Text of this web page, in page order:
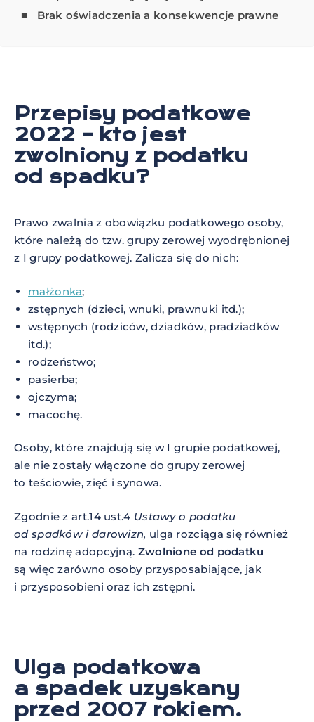
Brak oświadczenia a konsekwencje prawne
Przepisy podatkowe
2022 – kto jest
zwolniony z podatku
od spadku?
Prawo zwalnia z obowiązku podatkowego osoby,
które należą do tzw. grupy zerowej wyodrębnionej
z I grupy podatkowej. Zalicza się do nich:
małżonka;
zstępnych (dzieci, wnuki, prawnuki itd.);
wstępnych (rodziców, dziadków, pradziadków
itd.);
rodzeństwo;
pasierba;
ojczyma;
macochę.
Osoby, które znajdują się w I grupie podatkowej,
ale nie zostały włączone do grupy zerowej
to teściowie, zięć i synowa.
Zgodnie z art.14 ust.4 Ustawy o podatku
od spadków i darowizn, ulga rozciąga się również
na rodzinę adopcyjną. Zwolnione od podatku
są więc zarówno osoby przysposabiające, jak
i przysposobieni oraz ich zstępni.
Ulga podatkowa
a spadek uzyskany
przed 2007 rokiem.